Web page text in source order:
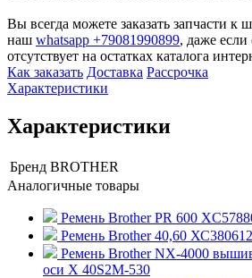
Вы всегда можете заказать запчасти к
наш whatsapp +79081990899, даже если
отсутствует на остатках каталога
Как заказать Доставка Рассрочка
Характеристики
Характеристики
Бренд BROTHER
Аналогичные товары
Ремень Brother PR 600
Ремень Brother 40,60
Ремень Brother NX-4000
оси Х 40S2M-530